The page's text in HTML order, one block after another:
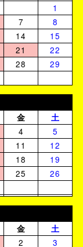
1
7
8
14
15
21
22
28
29
金
土
4
5
11
12
18
19
25
26
金
土
2 3